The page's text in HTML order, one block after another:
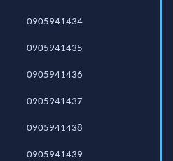
0905941434
0905941435
0905941436
0905941437
0905941438
0905941439